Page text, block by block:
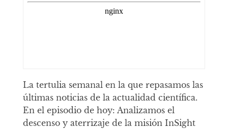
La tertulia semanal en la que repasamos las
últimas noticias de la actualidad científica.
En el episodio de hoy: Analizamos el
descenso y aterrizaje de la misión InSight